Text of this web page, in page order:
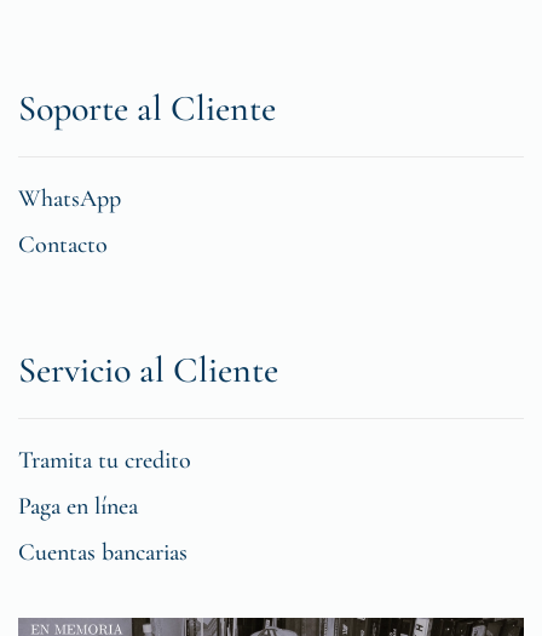
Soporte al Cliente
WhatsApp
Contacto
Servicio al Cliente
Tramita tu credito
Paga en línea
Cuentas bancarias